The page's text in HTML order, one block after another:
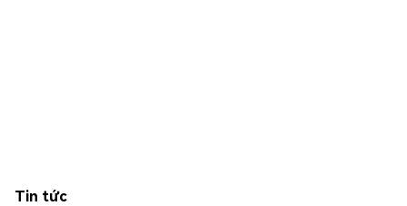
Tin tức